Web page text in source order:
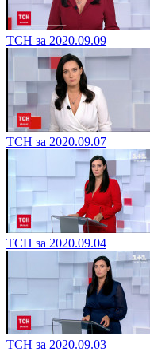
ТСН за 2020.09.09
ТСН за 2020.09.07
ТСН за 2020.09.04
ТСН за 2020.09.03